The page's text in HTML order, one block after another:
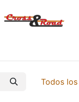
Todos